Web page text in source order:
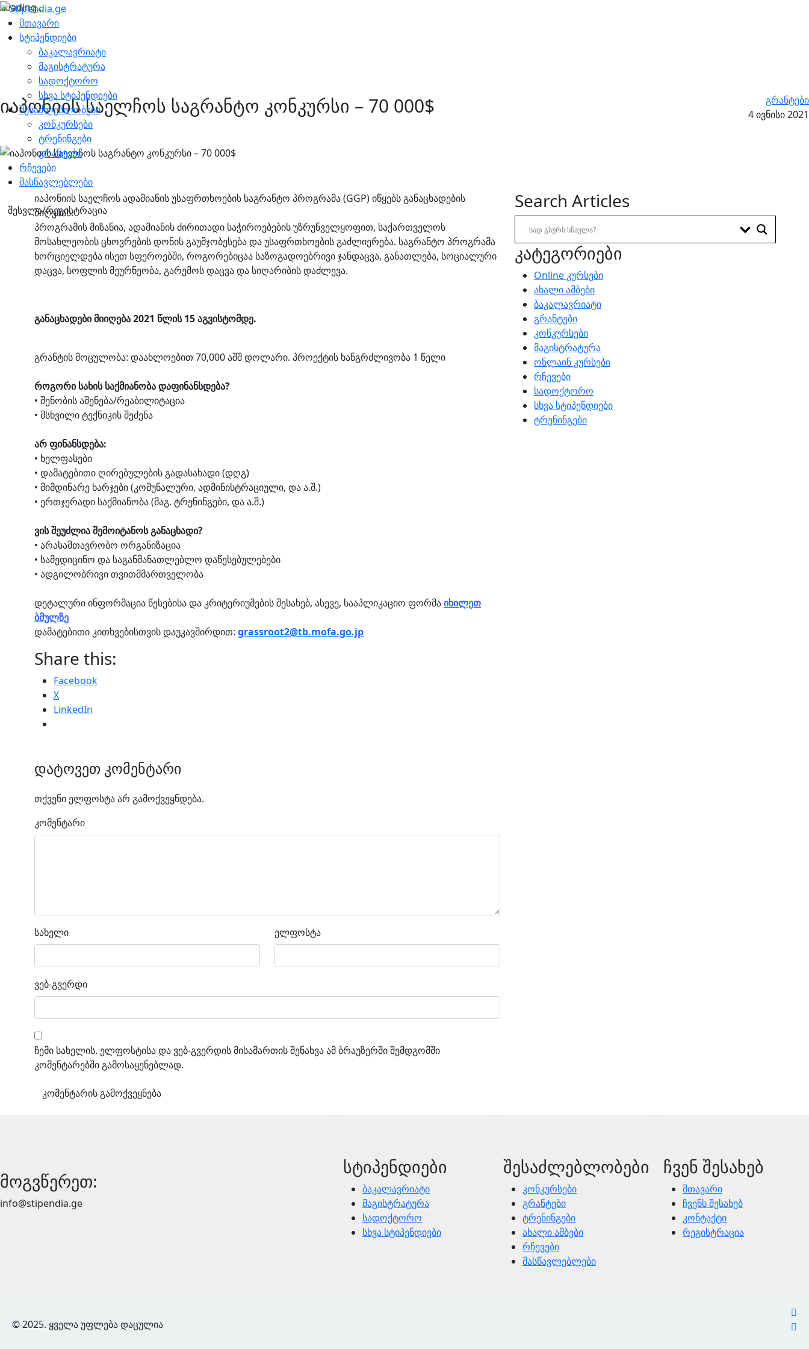
Loading...
მთავარი
სტიპენდიები
ბაკალავრიატი
მაგისტრატურა
სადოქტორო
სხვა სტიპენდიები
შესაძლებლობები
კონკურსები
ტრენინგები
გრანტები
რჩევები
მასწავლებლები
შესვლა/რეგისტრაცია
იაპონიის საელჩოს საგრანტო კონკურსი – 70 000$
გრანტები
4 ივნისი 2021
იაპონიის საელჩოს ადამიანის უსაფრთხოების საგრანტო პროგრამა (GGP) იწყებს განაცხადების
მიღებას.
პროგრამის მიზანია, ადამიანის ძირითადი საჭიროებების უზრუნველყოფით, საქართველოს
მოსახლეობის ცხოვრების დონის გაუმჯობესება და უსაფრთხოების გაძლიერება. საგრანტო პროგრამა
ხორციელდება ისეთ სფეროებში, როგორებიცაა საზოგადოებრივი ჯანდაცვა, განათლება, სოციალური
დაცვა, სოფლის მეურნეობა, გარემოს დაცვა და სიღარიბის დაძლევა.
განაცხადები მიიღება 2021 წლის 15 აგვისტომდე.
გრანტის მოცულობა: დაახლოებით 70,000 აშშ დოლარი. პროექტის ხანგრძლივობა 1 წელი
როგორი სახის საქმიანობა დაფინანსდება?
• შენობის აშენება/რეაბილიტაცია
• მსხვილი ტექნიკის შეძენა
არ ფინანსდება:
• ხელფასები
• დამატებითი ღირებულების გადასახადი (დღგ)
• მიმდინარე ხარჯები (კომუნალური, ადმინისტრაციული, და ა.შ.)
• ერთჯერადი საქმიანობა (მაგ. ტრენინგები, და ა.შ.)
ვის შეუძლია შემოიტანოს განაცხადი?
• არასამთავრობო ორგანიზაცია
• სამედიცინო და საგანმანათლებლო დაწესებულებები
• ადგილობრივი თვითმმართველობა
დეტალური ინფორმაცია წესებისა და კრიტერიუმების შესახებ, ასევე, სააპლიკაციო ფორმაიხილეთ
ბმულზე
დამატებითი კითხვებისთვის დაუკავშირდით: grassroot2@tb.mofa.go.jp
Share this:
Facebook
X
LinkedIn
დატოვეთ კომენტარი
თქვენი ელფოსტა არ გამოქვეყნდება.
კომენტარი
სახელი ელფოსტა
ვებ-გვერდი
ჩემი სახელის. ელფოსტისა და ვებ-გვერდის მისამართის შენახვა ამ ბრაუზერში შემდგომში
კომენტარებში გამოსაყენებლად.
Search Articles
კატეგორიები
Online კურსები
ახალი ამბები
ბაკალავრიატი
გრანტები
კონკურსები
მაგისტრატურა
ონლაინ კურსები
რჩევები
სადოქტორო
სხვა სტიპენდიები
ტრენინგები
მოგვწერეთ:
info@stipendia.ge
სტიპენდიები
ბაკალავრიატი
მაგისტრატურა
სადოქტორო
სხვა სტიპენდიები
შესაძლებლობები
კონკურსები
გრანტები
ტრენინგები
ახალი ამბები
რჩევები
მასწავლებლები
ჩვენ შესახებ
მთავარი
ჩვენს შესახებ
კონტაქტი
რეგისტრაცია
© 2025. ყველა უფლება დაცულია